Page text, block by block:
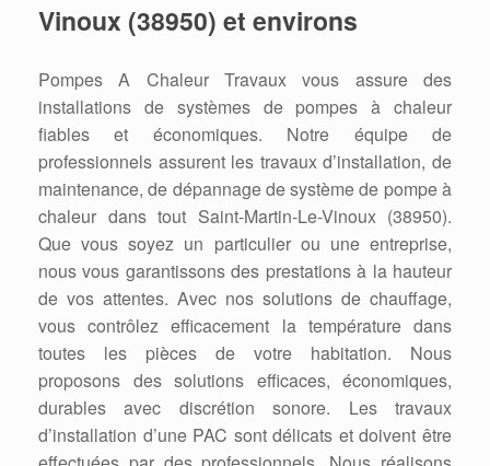
Vinoux (38950) et environs
Pompes A Chaleur Travaux vous assure des
installations de systèmes de pompes à chaleur
fiables et économiques. Notre équipe de
professionnels assurent les travaux d’installation, de
maintenance, de dépannage de système de pompe à
chaleur dans tout Saint-Martin-Le-Vinoux (38950).
Que vous soyez un particulier ou une entreprise,
nous vous garantissons des prestations à la hauteur
de vos attentes. Avec nos solutions de chauffage,
vous contrôlez efficacement la température dans
toutes les pièces de votre habitation. Nous
proposons des solutions efficaces, économiques,
durables avec discrétion sonore. Les travaux
d’installation d’une PAC sont délicats et doivent être